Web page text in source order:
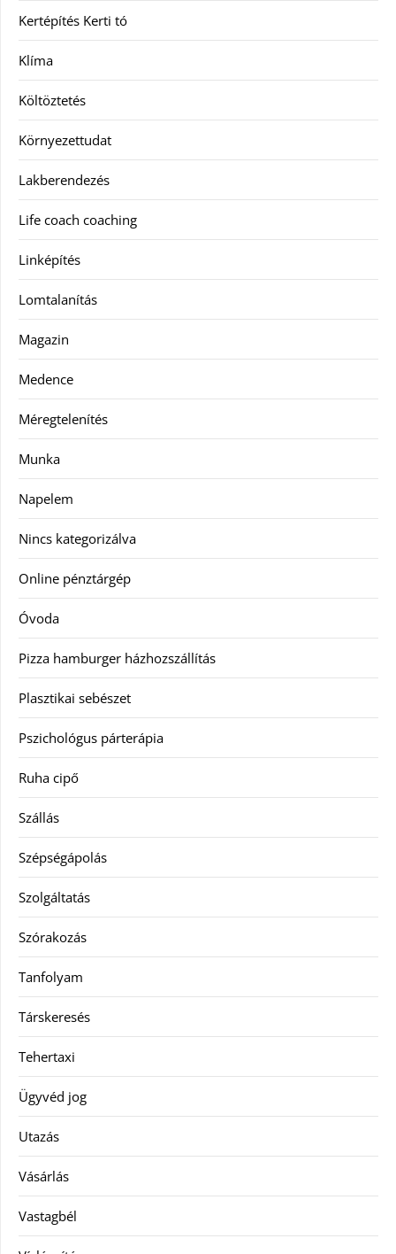
Kertépítés Kerti tó
Klíma
Költöztetés
Környezettudat
Lakberendezés
Life coach coaching
Linképítés
Lomtalanítás
Magazin
Medence
Méregtelenítés
Munka
Napelem
Nincs kategorizálva
Online pénztárgép
Óvoda
Pizza hamburger házhozszállítás
Plasztikai sebészet
Pszichológus párterápia
Ruha cipő
Szállás
Szépségápolás
Szolgáltatás
Szórakozás
Tanfolyam
Társkeresés
Tehertaxi
Ügyvéd jog
Utazás
Vásárlás
Vastagbél